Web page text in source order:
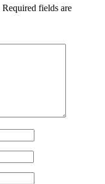
Required fields are